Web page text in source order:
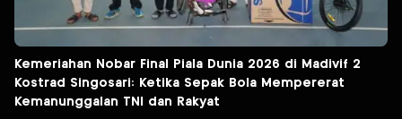
Kemeriahan Nobar Final Piala Dunia 2026 di Madivif 2
Kostrad Singosari: Ketika Sepak Bola Mempererat
Kemanunggalan TNI dan Rakyat